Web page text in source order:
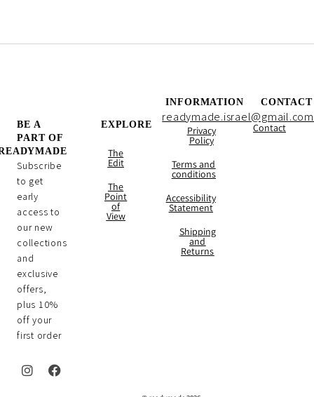
CONTACT
readymade.israel@gmail.com
Contact
INFORMATION
Privacy
Policy
Terms and
conditions
Accessibility
Statement
Shipping
and
Returns
EXPLORE
The
Edit
The
Point
of
View
BE A
PART OF
Subscribe
to get
early
access to
our new
collections
and
exclusive
offers,
plus 10%
off your
first order